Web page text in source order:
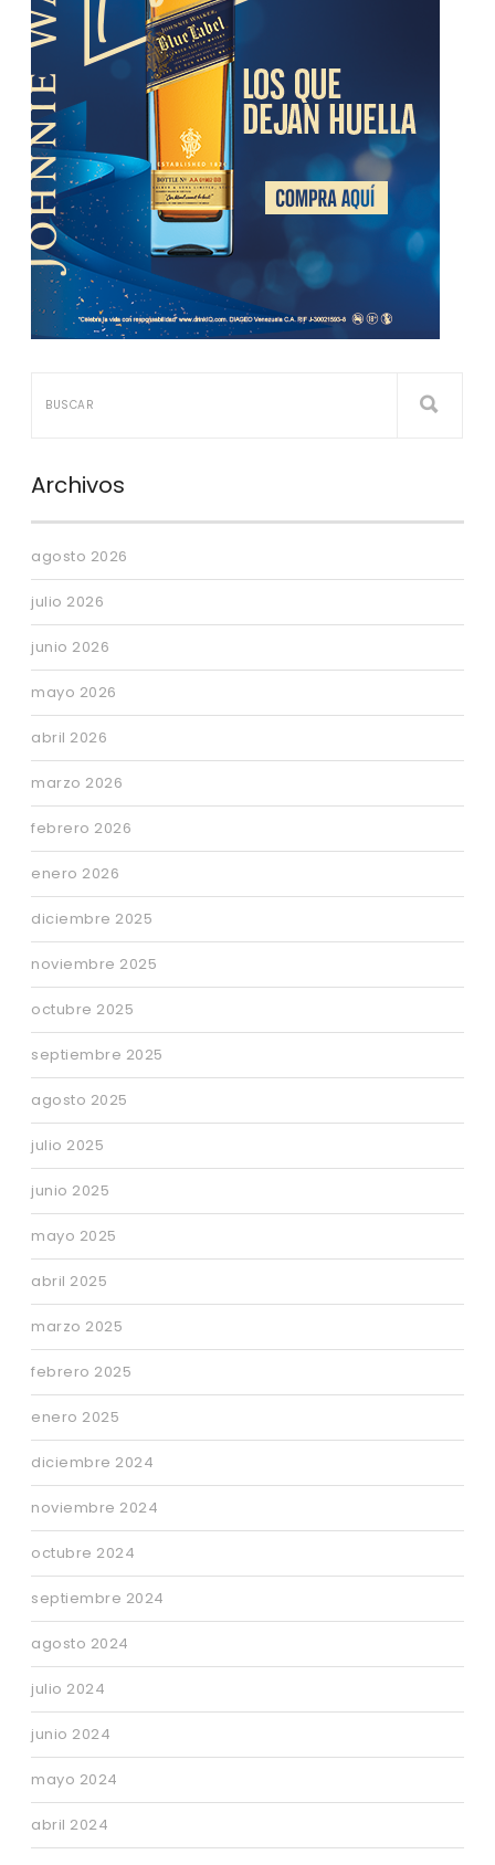
Archivos
agosto 2026
julio 2026
junio 2026
mayo 2026
abril 2026
marzo 2026
febrero 2026
enero 2026
diciembre 2025
noviembre 2025
octubre 2025
septiembre 2025
agosto 2025
julio 2025
junio 2025
mayo 2025
abril 2025
marzo 2025
febrero 2025
enero 2025
diciembre 2024
noviembre 2024
octubre 2024
septiembre 2024
agosto 2024
julio 2024
junio 2024
mayo 2024
abril 2024